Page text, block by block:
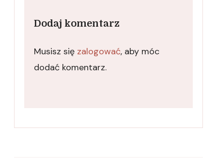
Dodaj komentarz
Musisz się zalogować, aby móc
dodać komentarz.